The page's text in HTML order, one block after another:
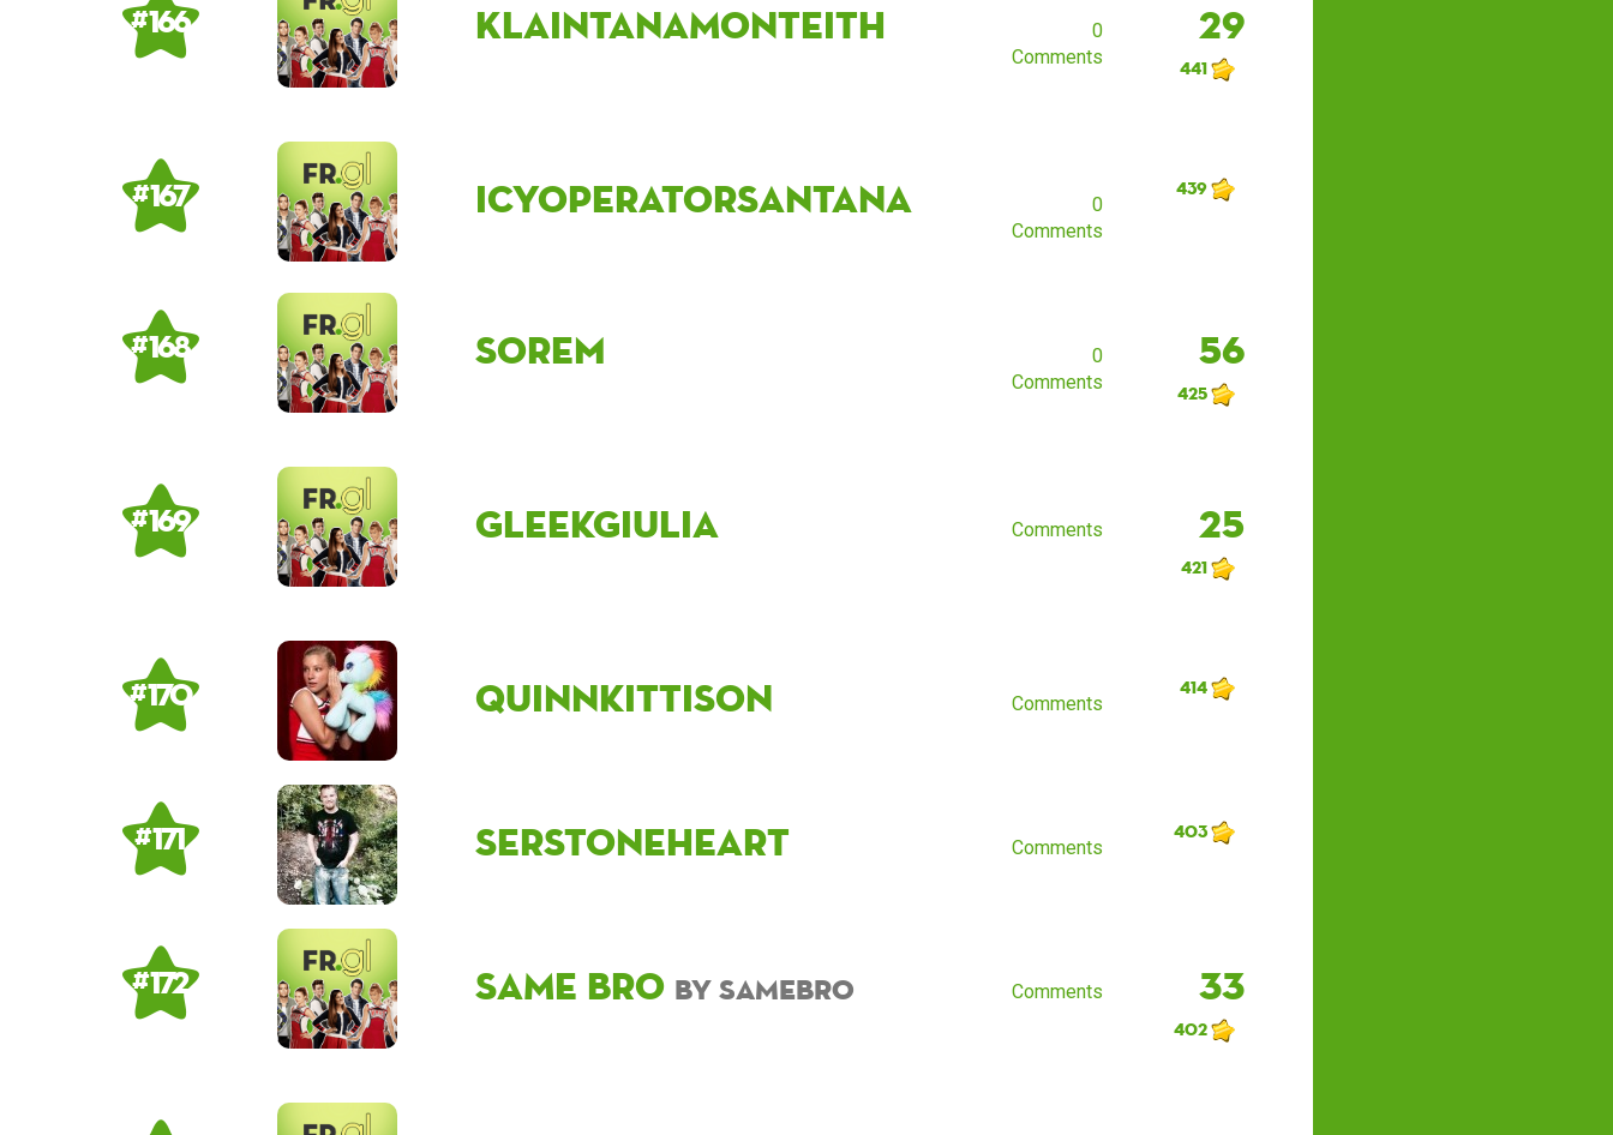
# 166 KlaintanaMonteith
0
Comments
29
441
# 167 IcyOperatorSantana
0
Comments
439
# 168 Sorem
0
Comments
56
425
# 169 GleekGiulia Comments 25
421
# 170 quinnkittison Comments
414
# 171 SerStoneheart Comments
403
# 172 SAMe bro by SAMebro Comments 33
402